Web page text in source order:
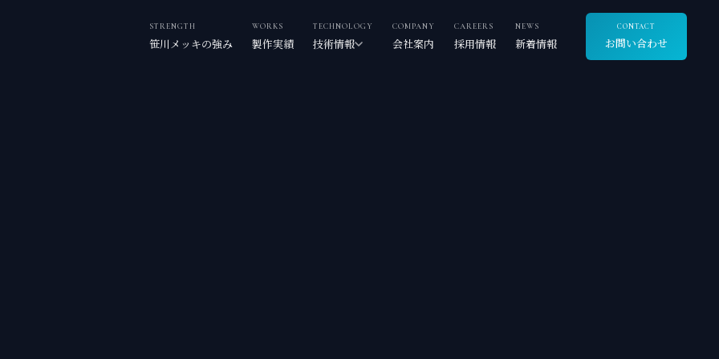
STRENGTH
笹川メッキの強み
WORKS
製作実績
TECHNOLOGY
技術情報
COMPANY
会社案内
CAREERS
採用情報
NEWS
新着情報
CONTACT
お問い合わせ